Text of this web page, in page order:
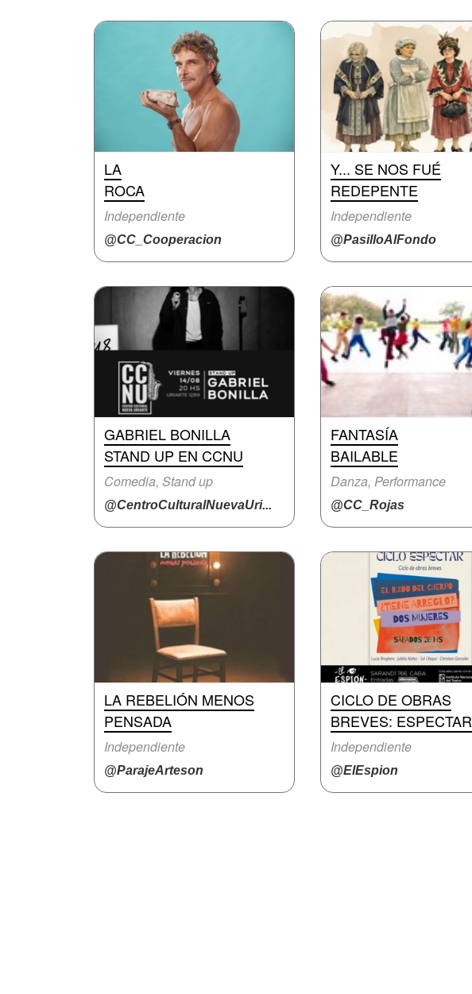
LA
ROCA
Independiente
@CC_Cooperacion
Y... SE NOS FUÉ
REDEPENTE
Independiente
@PasilloAlFondo
GABRIEL BONILLA
STAND UP EN CCNU
Comedia, Stand up
@CentroCulturalNuevaUri...
FANTASÍA
BAILABLE
Danza, Performance
@CC_Rojas
LA REBELIÓN MENOS
PENSADA
Independiente
@ParajeArteson
CICLO DE OBRAS
BREVES: ESPECTAR
Independiente
@ElEspion